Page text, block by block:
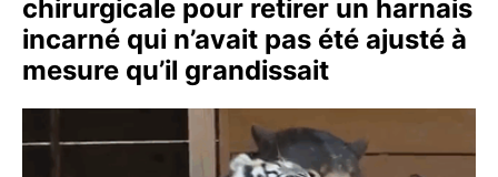
chirurgicale pour retirer un harnais
incarné qui n’avait pas été ajusté à
mesure qu’il grandissait